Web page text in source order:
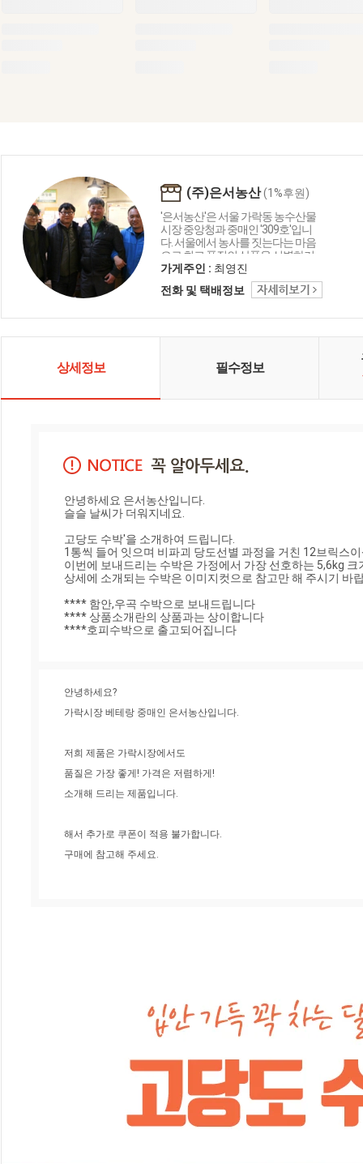
(주)은서농산(1%후원)
'은서농산'은 서울 가락동 농수산물
시장 중앙청과 중매인 '309호'입니
다. 서울에서 농사를 짓는다는 마음
으로 최고 품질의 상품을 선별하기
위해 힘쓰며 좋은 품질의 맛, 좋은 품
질의 향을 가정에서 안전하게 즐기
도록 양질의 먹거리로 선보이도록
알맞은 것을 선별하기가 어렵지만
유하고 싶습니다.
가게주인 : 최영진
전화 및 택배정보
상세정보 필수정보
안녕하세요 은서농산입니다.
슬슬 날씨가 더워지네요.
고당도 수박'을 소개하여 드립니다.
1통씩 들어 잇으며 비파괴 당도선별 과정을 거친 12브릭스
이번에 보내드리는 수박은 가정에서 가장 선호하는 5,6kg
상세에 소개되는 수박은 이미지컷으로 참고만 해 주시기 바
**** 함안,우곡 수박으로 보내드립니다
**** 상품소개란의 상품과는 상이합니다
****호피수박으로 출고되어집니다
안녕하세요?
가락시장 베테랑 중매인 은서농산입니다.
저희 제품은 가락시장에서도
품질은 가장 좋게! 가격은 저렴하게!
소개해 드리는 제품입니다.
해서 추가로 쿠폰이 적용 불가합니다.
구매에 참고해 주세요.